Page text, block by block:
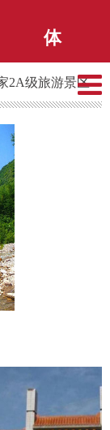
体
2A级旅游景区